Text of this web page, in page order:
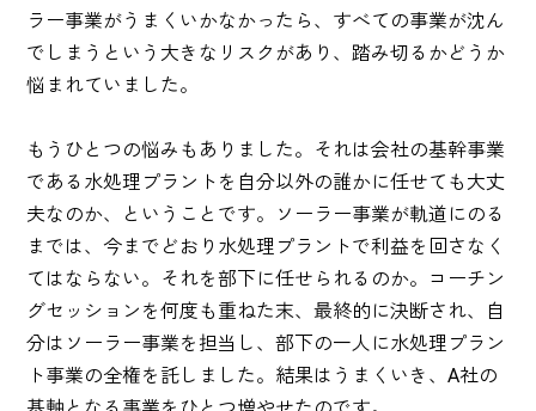
ラー事業がうまくいかなかったら、すべての事業が沈ん
でしまうという大きなリスクがあり、踏み切るかどうか
悩まれていました。
もうひとつの悩みもありました。それは会社の基幹事業
である水処理プラントを自分以外の誰かに任せても大丈
夫なのか、ということです。ソーラー事業が軌道にのる
までは、今までどおり水処理プラントで利益を回さなく
てはならない。それを部下に任せられるのか。コーチン
グセッションを何度も重ねた末、最終的に決断され、自
分はソーラー事業を担当し、部下の一人に水処理プラン
ト事業の全権を託しました。結果はうまくいき、A社の